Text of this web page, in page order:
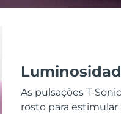
As pulsações T-Sonic
rosto para